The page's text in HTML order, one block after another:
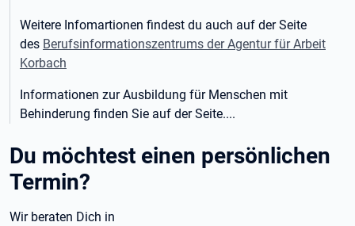
Weitere Infomartionen findest du auch auf der Seite
des Berufsinformationszentrums der Agentur für Arbeit
Korbach
Informationen zur Ausbildung für Menschen mit
Behinderung finden Sie auf der Seite....
Du möchtest einen persönlichen
Termin?
Wir beraten Dich in